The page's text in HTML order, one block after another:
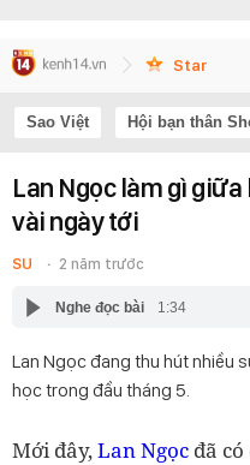
Star
Sao Việt Hội bạn thân
Lan Ngọc làm gì
vài ngày tới
SU 2 năm trước
Nghe đọc bài 1:34
Lan Ngọc đang thu hút nhiều
học trong đầu tháng 5.
Mới đây,Lan Ngọc đã